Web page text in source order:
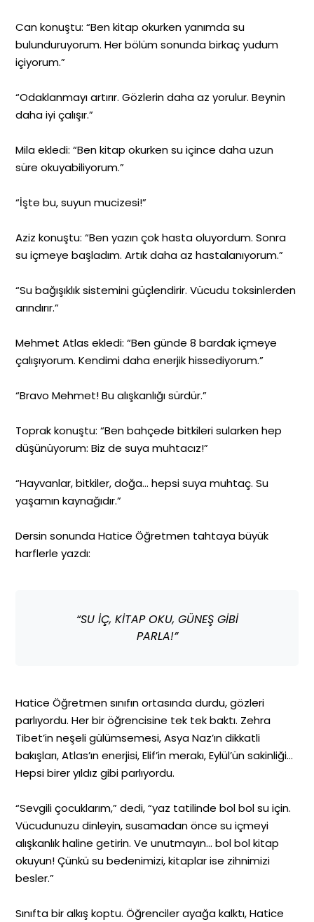
Can konuştu: “Ben kitap okurken yanımda su
bulunduruyorum. Her bölüm sonunda birkaç yudum
içiyorum.”
“Odaklanmayı artırır. Gözlerin daha az yorulur. Beynin
daha iyi çalışır.”
Mila ekledi: “Ben kitap okurken su içince daha uzun
süre okuyabiliyorum.”
“İşte bu, suyun mucizesi!”
Aziz konuştu: “Ben yazın çok hasta oluyordum. Sonra
su içmeye başladım. Artık daha az hastalanıyorum.”
“Su bağışıklık sistemini güçlendirir. Vücudu toksinlerden
arındırır.”
Mehmet Atlas ekledi: “Ben günde 8 bardak içmeye
çalışıyorum. Kendimi daha enerjik hissediyorum.”
“Bravo Mehmet! Bu alışkanlığı sürdür.”
Toprak konuştu: “Ben bahçede bitkileri sularken hep
düşünüyorum: Biz de suya muhtacız!”
“Hayvanlar, bitkiler, doğa… hepsi suya muhtaç. Su
yaşamın kaynağıdır.”
Dersin sonunda Hatice Öğretmen tahtaya büyük
harflerle yazdı:
“SU İÇ, KİTAP OKU, GÜNEŞ GİBİ
PARLA!”
Hatice Öğretmen sınıfın ortasında durdu, gözleri
parlıyordu. Her bir öğrencisine tek tek baktı. Zehra
Tibet’in neşeli gülümsemesi, Asya Naz’ın dikkatli
bakışları, Atlas’ın enerjisi, Elif’in merakı, Eylül’ün sakinliği…
Hepsi birer yıldız gibi parlıyordu.
“Sevgili çocuklarım,” dedi, “yaz tatilinde bol bol su için.
Vücudunuzu dinleyin, susamadan önce su içmeyi
alışkanlık haline getirin. Ve unutmayın… bol bol kitap
okuyun! Çünkü su bedenimizi, kitaplar ise zihnimizi
besler.”
Sınıfta bir alkış koptu. Öğrenciler ayağa kalktı, Hatice